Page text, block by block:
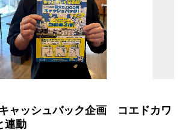
ャッシュバック企画 コエドカワ
連動